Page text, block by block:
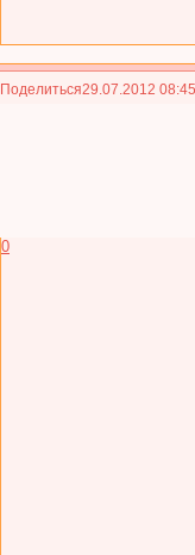
Поделиться29.07.2012
0